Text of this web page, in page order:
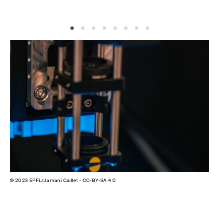
© 2023 EPFL/Jamani Caillet - CC-BY-SA 4.0